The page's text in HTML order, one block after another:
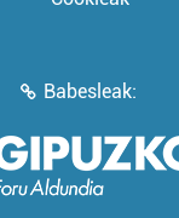
Babesleak: